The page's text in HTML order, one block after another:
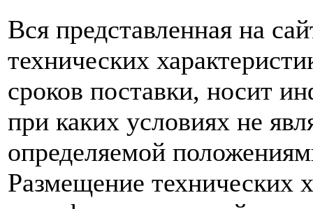
Вся представленная на
технических
сроков поставки, носит
при каких условиях не
определяемой
Размещение технических